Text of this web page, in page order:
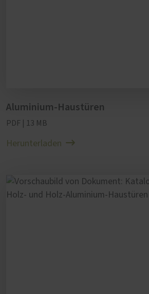
Aluminium-Haustüren
PDF | 13 MB
Herunterladen